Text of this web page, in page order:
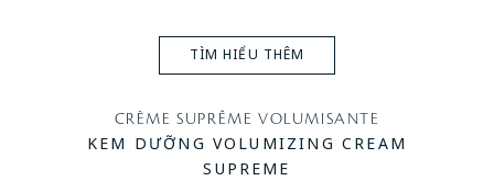
TÌM HIỂU THÊM
CRÈME SUPRÊME VOLUMISANTE
KEM DƯỠNG VOLUMIZING CREAM
SUPREME